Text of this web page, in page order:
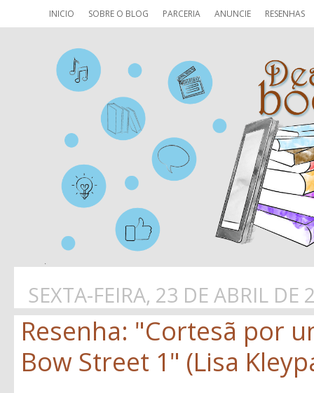
INICIO SOBRE O BLOG PARCERIA ANUNCIE RESENHAS
SEXTA-FEIRA, 23 DE ABRIL DE
Resenha: "Cortesã por
Bow Street 1" (Lisa